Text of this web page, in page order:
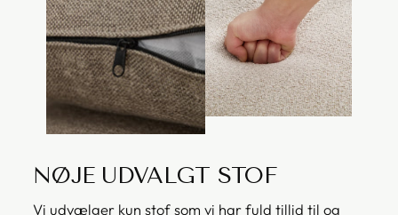
NØJE UDVALGT STOF
Vi udvælger kun stof som vi har fuld tillid til og